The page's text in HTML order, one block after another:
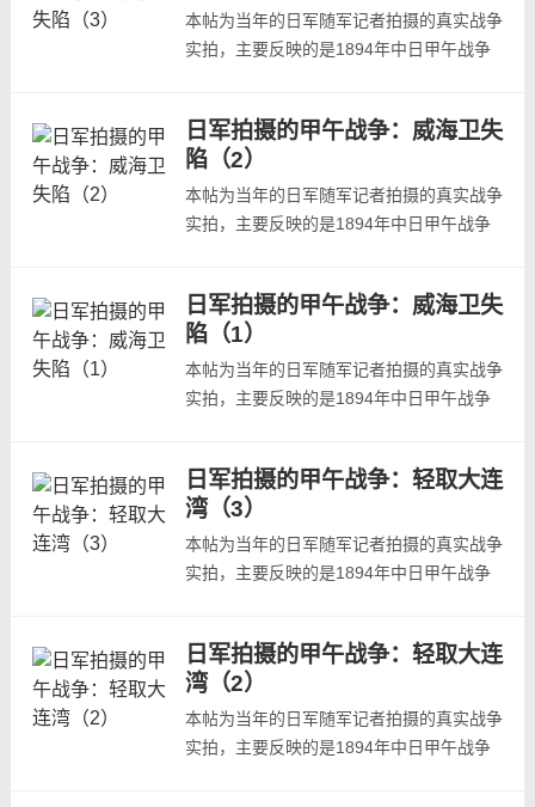
报。花园口位于辽东半岛东侧黄海岸一小海
湾(今大连市庄河县西南)。南与大连长山
本帖为当年的日军随军记者拍摄的真实战争
实拍，主要反映的是1894年中日甲午战争
量部写真班《日清战争写真帖》、龟井兹明
《明治二十七八年战役写真帖》等日本当年
发行的战争画报。本集为第三集，欢迎预
览。鹿角嘴炮台，日军炮击刘公岛鹿角嘴
日军拍摄的甲午战争：威海卫失
陷（2）
本帖为当年的日军随军记者拍摄的真实战争
实拍，主要反映的是1894年中日甲午战争
量部写真班《日清战争写真帖》、龟井兹明
《明治二十七八年战役写真帖》等日本当年
发行的战争画报。本集为第二集，欢迎预
览。黄土崖炮台黄土崖炮台全景祭祀炮台
日军拍摄的甲午战争：威海卫失
陷（1）
本帖为当年的日军随军记者拍摄的真实战争
实拍，主要反映的是1894年中日甲午战争
量部写真班《日清战争写真帖》、龟井兹明
《明治二十七八年战役写真帖》等日本当年
发行的战争画报。1月25日，设于荣成的山
东作战军司令部发出向威海卫进军的命
日军拍摄的甲午战争：轻取大连
湾（3）
本帖为当年的日军随军记者拍摄的真实战争
实拍，主要反映的是1894年中日甲午战争
清战争写真帖》、龟井兹明《明治二十七八
年战役写真帖》等日本当年发行的战争画
报。 本文为第三组照片展示，欢迎预览：
和尚岛中炮台和尚岛中炮台内部和尚岛中炮
日军拍摄的甲午战争：轻取大连
湾（2）
本帖为当年的日军随军记者拍摄的真实战争
实拍，主要反映的是1894年中日甲午战争